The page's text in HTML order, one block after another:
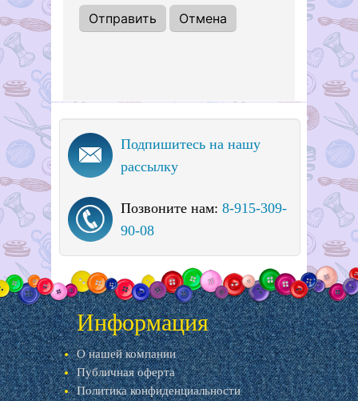
Подпишитесь на нашу
рассылку
Позвоните нам: 8-915-309-
90-08
Информация
О нашей компании
Публичная оферта
Политика конфиденциальности